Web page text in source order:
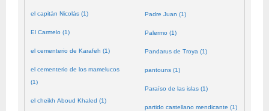
el capitán Nicolás (1)
El Carmelo (1)
el cementerio de Karafeh (1)
el cementerio de los mamelucos
(1)
el cheikh Aboud Khaled (1)
Padre Juan (1)
Palermo (1)
Pandarus de Troya (1)
pantouns (1)
Paraíso de las islas (1)
partido castellano mendicante (1)